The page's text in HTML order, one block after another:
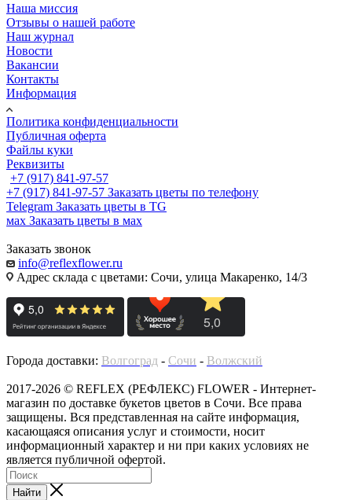
Наша миссия
Отзывы о нашей работе
Наш журнал
Новости
Вакансии
Контакты
Информация
Политика конфиденциальности
Публичная оферта
Файлы куки
Реквизиты
+7 (917) 841-97-57
+7 (917) 841-97-57 Заказать цветы по телефону
Telegram Заказать цветы в TG
мах Заказать цветы в мах
Заказать звонок
info@reflexflower.ru
Адрес склада с цветами: Сочи, улица Макаренко, 14/3
Города доставки: Волгоград - Сочи - Волжский
2017-2026 © REFLEX (РЕФЛЕКС) FLOWER - Интернет-
магазин по доставке букетов цветов в Сочи. Все права
защищены. Вся представленная на сайте информация,
касающаяся описания услуг и стоимости, носит
информационный характер и ни при каких условиях не
является публичной офертой.
Найти